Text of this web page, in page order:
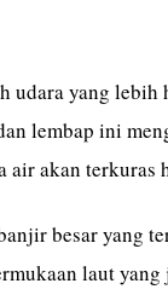
udara yang
lembap ini
air akan terkuras
besar yang
laut